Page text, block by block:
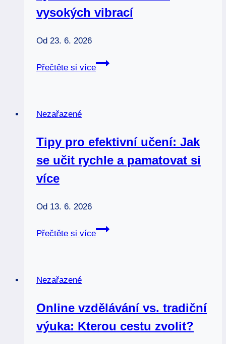
vysokých vibrací
Od 23. 6. 2026
Přečtěte si více
Danburit:
kamene
vysokých
Nezařazené
Tipy pro efektivní učení: Jak
se učit rychle a pamatovat si
více
Od 13. 6. 2026
Přečtěte si více
Tipy
učit
rychle
Nezařazené
Online vzdělávání vs. tradiční
výuka: Kterou cestu zvolit?